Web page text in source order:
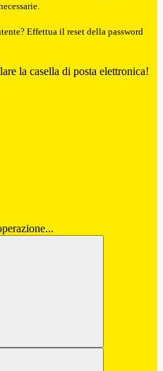
Effettua il reset della password
la casella di posta elettronica!